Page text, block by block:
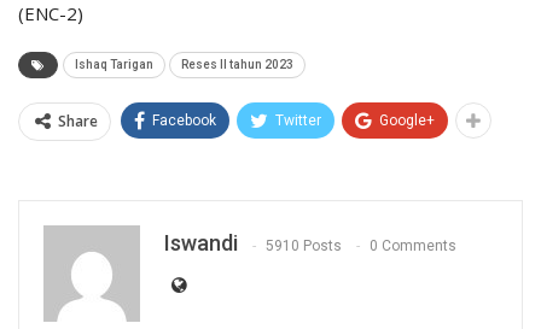
(ENC-2)
Ishaq Tarigan Reses II tahun 2023
Share Facebook Twitter Google+
Iswandi 5910 Posts 0 Comments